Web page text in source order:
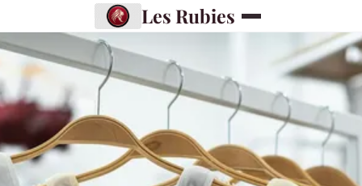
Les Rubies